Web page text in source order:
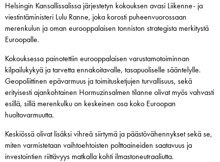
Helsingin Kansallissalissa järjestetyn kokouksen avasi Liikenne- ja
viestintäministeri Lulu Ranne, joka korosti puheenvuorossaan
merenkulun ja oman eurooppalaisen tonniston strategista merkitystä
Euroopalle.
Kokouksessa painotettiin eurooppalaisen varustamotoiminnan
kilpailukykyä ja tarvetta ennakoitavalle, tasapuoliselle sääntelylle.
Geopoliittinen epävarmuus ja toimitusketjujen turvallisuus, sekä
erityisesti ajankohtainen Hormuzinsalmen tilanne olivat myös vahvasti
esillä, sillä merenkulku on keskeinen osa koko Euroopan
huoltovarmuutta.
Keskiössä olivat lisäksi vihreä siirtymä ja päästövähennykset sekä se,
miten varmistetaan vaihtoehtoisten polttoaineiden saatavuus ja
investointien riittävyys matkalla kohti ilmastoneutraaliutta.